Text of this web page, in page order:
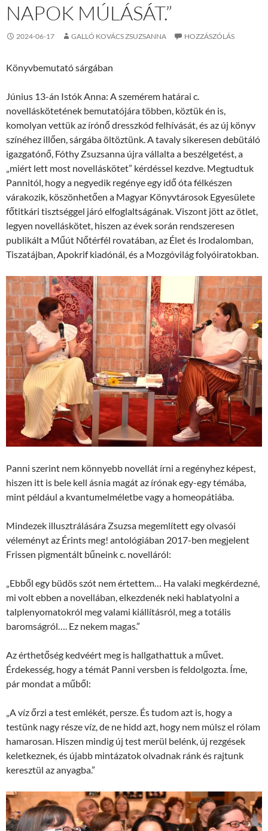
NAPOK MÚLÁSÁT.”
2024-06-17 GALLÓ KOVÁCS ZSUZSANNA HOZZÁSZÓLÁS
Könyvbemutató sárgában
Június 13-án Istók Anna: A szemérem határai c.
novelláskötetének bemutatójára többen, köztük én is,
komolyan vettük az írónő dresszkód felhívását, és az új könyv
színéhez illően, sárgába öltöztünk. A tavaly sikeresen debütáló
igazgatónő, Fóthy Zsuzsanna újra vállalta a beszélgetést, a
„miért lett most novelláskötet” kérdéssel kezdve. Megtudtuk
Pannitól, hogy a negyedik regénye egy idő óta félkészen
várakozik, köszönhetően a Magyar Könyvtárosok Egyesülete
főtitkári tisztséggel járó elfoglaltságának. Viszont jött az ötlet,
legyen novelláskötet, hiszen az évek során rendszeresen
publikált a Műút Nőtérfél rovatában, az Élet és Irodalomban,
Tiszatájban, Apokrif kiadónál, és a Mozgóvilág folyóiratokban.
Panni szerint nem könnyebb novellát írni a regényhez képest,
hiszen itt is bele kell ásnia magát az írónak egy-egy témába,
mint például a kvantumelméletbe vagy a homeopátiába.
Mindezek illusztrálására Zsuzsa megemlített egy olvasói
véleményt az Érints meg! antológiában 2017-ben megjelent
Frissen pigmentált bűneink c. novelláról:
„Ebből egy büdös szót nem értettem… Ha valaki megkérdezné,
mi volt ebben a novellában, elkezdenék neki hablatyolni a
talplenyomatokról meg valami kiállításról, meg a totális
baromságról…. Ez nekem magas.”
Az érthetőség kedvéért meg is hallgathattuk a művet.
Érdekesség, hogy a témát Panni versben is feldolgozta. Íme,
pár mondat a műből:
„A víz őrzi a test emlékét, persze. És tudom azt is, hogy a
testünk nagy része víz, de ne hidd azt, hogy nem múlsz el rólam
hamarosan. Hiszen mindig új test merül belénk, új rezgések
keletkeznek, és újabb mintázatok olvadnak ránk és rajtunk
keresztül az anyagba.”